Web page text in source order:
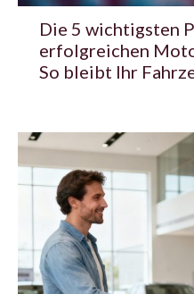
Die 5 wichtigsten
erfolgreichen
So bleibt Ihr